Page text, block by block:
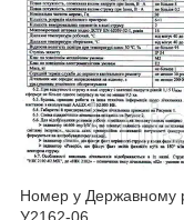
Номер у Державному